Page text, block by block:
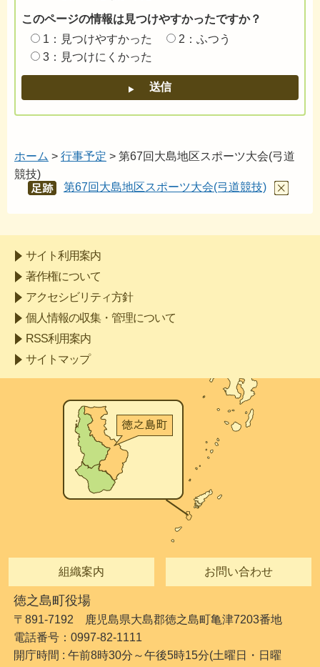
このページの情報は見つけやすかったですか？
1：見つけやすかった
2：ふつう
3：見つけにくかった
ホーム > 行事予定 > 第67回大島地区スポーツ大会(弓道
競技)
あし
第67回大島地区スポーツ大会(弓道競技)
サイト利用案内
著作権について
アクセシビリティ方針
個人情報の収集・管理について
RSS利用案内
サイトマップ
組織案内 お問い合わせ
徳之島町役場
〒891-7192 鹿児島県大島郡徳之島町亀津7203番地
電話番号：0997-82-1111
開庁時間 : 午前8時30分～午後5時15分(土曜日・日曜